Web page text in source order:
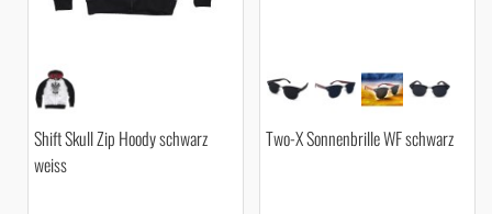
Shift Skull Zip Hoody schwarz
weiss
Two-X Sonnenbrille WF schwarz